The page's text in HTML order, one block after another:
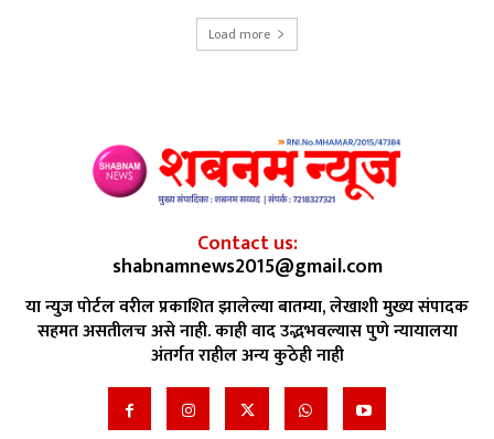
Load more
Contact us:
shabnamnews2015@gmail.com
या न्युज पोर्टल वरील प्रकाशित झालेल्या बातम्या, लेखाशी मुख्य संपादक
सहमत असतीलच असे नाही. काही वाद उद्भभवल्यास पुणे न्यायालया
अंतर्गत राहील अन्य कुठेही नाही